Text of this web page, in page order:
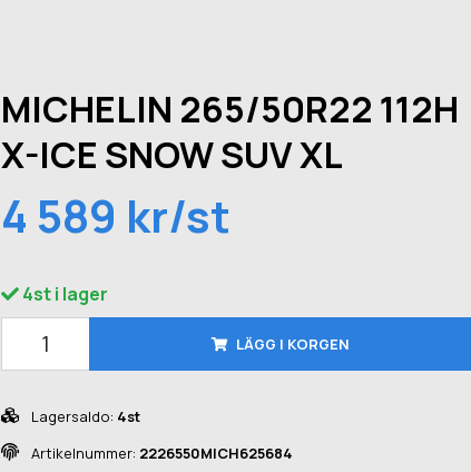
MICHELIN 265/50R22 112H
X-ICE SNOW SUV XL
4 589 kr/st
4st i lager
LÄGG I KORGEN
Lagersaldo: 4st
Artikelnummer: 2226550MICH625684